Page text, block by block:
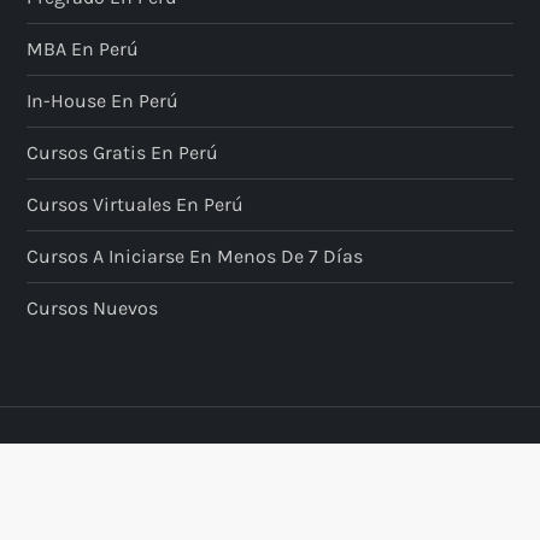
MBA En Perú
In-House En Perú
Cursos Gratis En Perú
Cursos Virtuales En Perú
Cursos A Iniciarse En Menos De 7 Días
Cursos Nuevos